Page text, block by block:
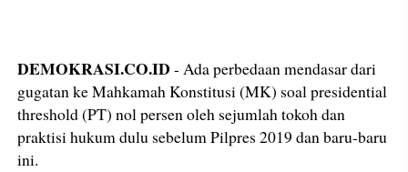
DEMOKRASI.CO.ID - Ada perbedaan mendasar dari
gugatan ke Mahkamah Konstitusi (MK) soal presidential
threshold (PT) nol persen oleh sejumlah tokoh dan
praktisi hukum dulu sebelum Pilpres 2019 dan baru-baru
ini.